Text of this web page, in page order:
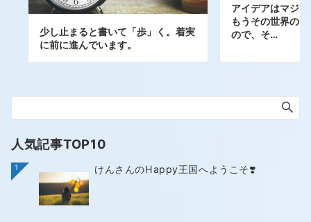
少し止まると書いて「歩」く。着実
に前に進んでいます。
アイデアはマジ
もうその世界の
ので、そ…
人気記事TOP10
1 けんさんのHappy王国へようこそ❣️